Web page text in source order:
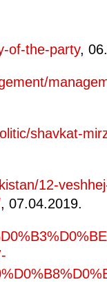
of-the-party,
shavkat-
12-
, 07.04.2019.